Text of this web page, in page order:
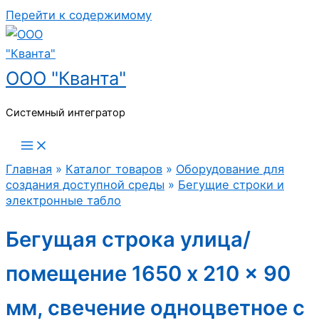
Перейти к содержимому
ООО "Кванта"
Системный интегратор
Главная » Каталог товаров » Оборудование для
создания доступной среды » Бегущие строки и
электронные табло
Бегущая строка улица/
помещение 1650 x 210 x 90
мм, свечение одноцветное с